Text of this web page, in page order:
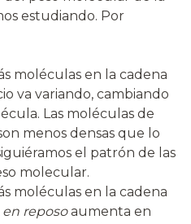
estudiando. Por
moléculas en la cadena
va variando, cambiando
Las moléculas de
menos densas que lo
el patrón de las
molecular.
moléculas en la cadena
reposoaumenta en